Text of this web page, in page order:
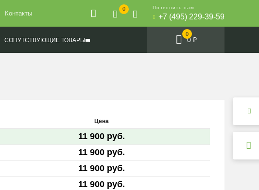
Контакты
0 Позвонить нам
+7 (495) 229-39-59
СОПУТСТВУЮЩИЕ ТОВАРЫ
0
0 ₽
Цена
11 900 руб.
11 900 руб.
11 900 руб.
11 900 руб.